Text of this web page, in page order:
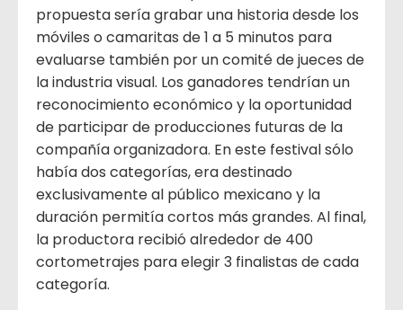
propuesta sería grabar una historia desde los
móviles o camaritas de 1 a 5 minutos para
evaluarse también por un comité de jueces de
la industria visual. Los ganadores tendrían un
reconocimiento económico y la oportunidad
de participar de producciones futuras de la
compañía organizadora. En este festival sólo
había dos categorías, era destinado
exclusivamente al público mexicano y la
duración permitía cortos más grandes. Al final,
la productora recibió alrededor de 400
cortometrajes para elegir 3 finalistas de cada
categoría.